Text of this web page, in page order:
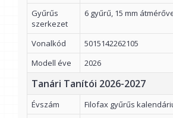
Gyűrűs
szerkezet
6 gyűrű, 15 mm
Vonalkód
5015142262105
Modell éve
2026
Tanári Tanítói 2026-2027
Évszám
Filofax gyűrűs